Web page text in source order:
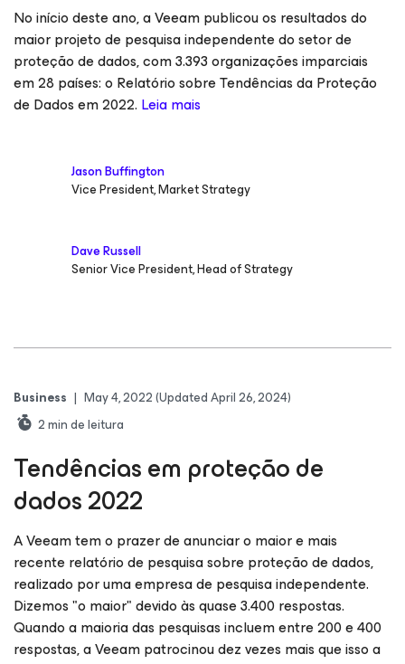
No início deste ano, a Veeam publicou os resultados do
maior projeto de pesquisa independente do setor de
proteção de dados, com 3.393 organizações imparciais
em 28 países: o Relatório sobre Tendências da Proteção
de Dados em 2022. Leia mais
Jason Buffington
Vice President, Market Strategy
Dave Russell
Senior Vice President, Head of Strategy
Business | May 4, 2022(Updated April 26, 2024)
2min de leitura
Tendências em proteção de
dados 2022
A Veeam tem o prazer de anunciar o maior e mais
recente relatório de pesquisa sobre proteção de dados,
realizado por uma empresa de pesquisa independente.
Dizemos "o maior" devido às quase 3.400 respostas.
Quando a maioria das pesquisas incluem entre 200 e 400
respostas, a Veeam patrocinou dez vezes mais que isso a